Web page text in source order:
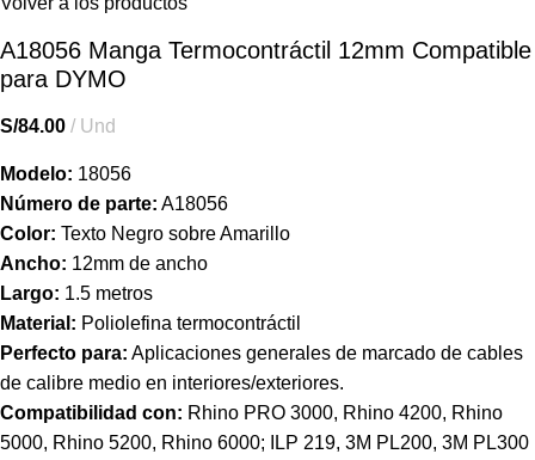
A18056 Manga Termocontráctil 12mm Compatible
para DYMO
S/84.00 Und
Modelo: 18056
Número de parte: A18056
Color: Texto Negro sobre Amarillo
Ancho: 12mm de ancho
Largo: 1.5 metros
Material: Poliolefina termocontráctil
Perfecto para: Aplicaciones generales de marcado de cables
de calibre medio en interiores/exteriores.
Compatibilidad con: Rhino PRO 3000, Rhino 4200, Rhino
5000, Rhino 5200, Rhino 6000; ILP 219, 3M PL200, 3M PL300